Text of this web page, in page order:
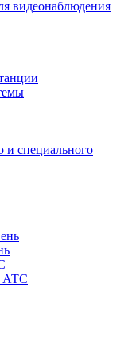
видеонаблюдения
специального
АТС